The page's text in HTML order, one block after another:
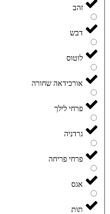
זהב
דבש
לוטוס
אורכידאה שחורה
פרחי לילך
גרדניה
פרחי פריחה
אגס
תות